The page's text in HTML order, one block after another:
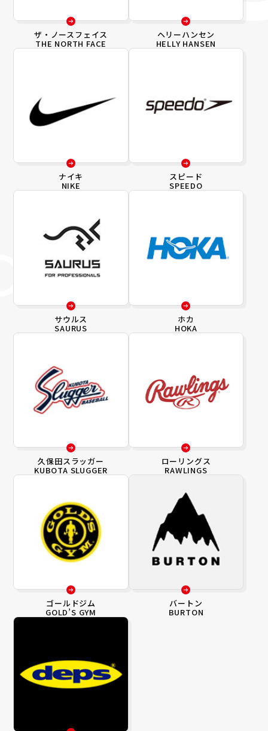
ザ・ノースフェイス
THE NORTH FACE
ヘリーハンセン
HELLY HANSEN
ナイキ
NIKE
スピード
SPEEDO
サウルス
SAURUS
ホカ
HOKA
久保田スラッガー
KUBOTA SLUGGER
ローリングス
RAWLINGS
ゴールドジム
GOLD’S GYM
バートン
BURTON